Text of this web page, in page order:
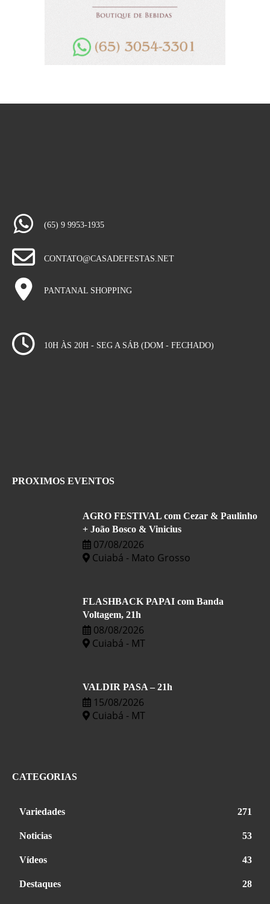
(65) 9 9953-1935
CONTATO@CASADEFESTAS.NET
PANTANAL SHOPPING
10H ÀS 20H - SEG A SÁB (DOM - FECHADO)
PROXIMOS EVENTOS
AGRO FESTIVAL com Cezar & Paulinho
+ João Bosco & Vinicius
07/08/2026
Cuiabá - Mato Grosso
FLASHBACK PAPAI com Banda
Voltagem, 21h
08/08/2026
Cuiabá - MT
VALDIR PASA – 21h
15/08/2026
Cuiabá - MT
CATEGORIAS
Variedades 271
Noticias 53
Vídeos 43
Destaques 28